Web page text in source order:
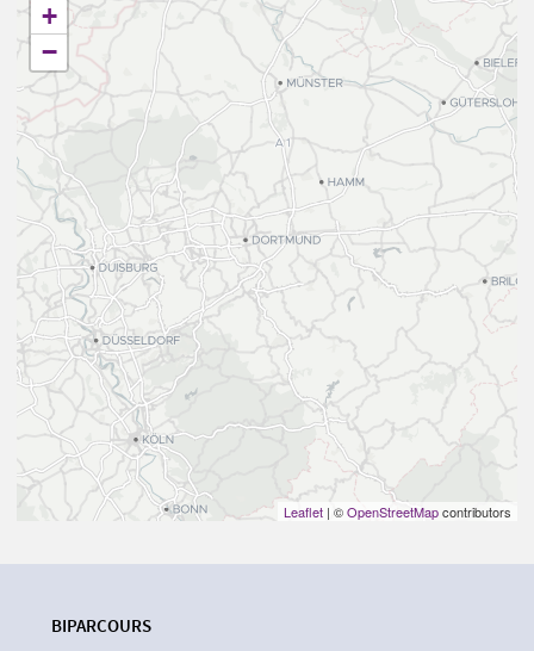
+
−
Leaflet | ©OpenStreetMapcontributors
BIPARCOURS